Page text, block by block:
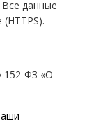
данные
152-ФЗ «О